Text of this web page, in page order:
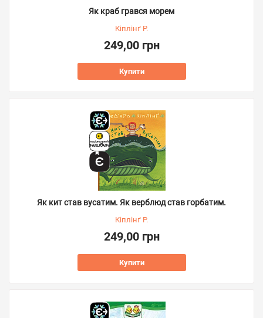
Як краб грався морем
Кіплінґ Р.
249,00 грн
Купити
Як кит став вусатим. Як верблюд став горбатим.
Кіплінґ Р.
249,00 грн
Купити